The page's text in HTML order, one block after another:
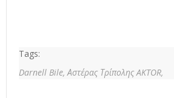
Tags:
Darnell Bile,Αστέρας Τρίπολης AKTOR,